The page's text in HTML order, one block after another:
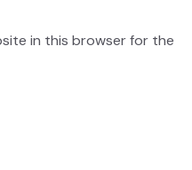
in this browser for the